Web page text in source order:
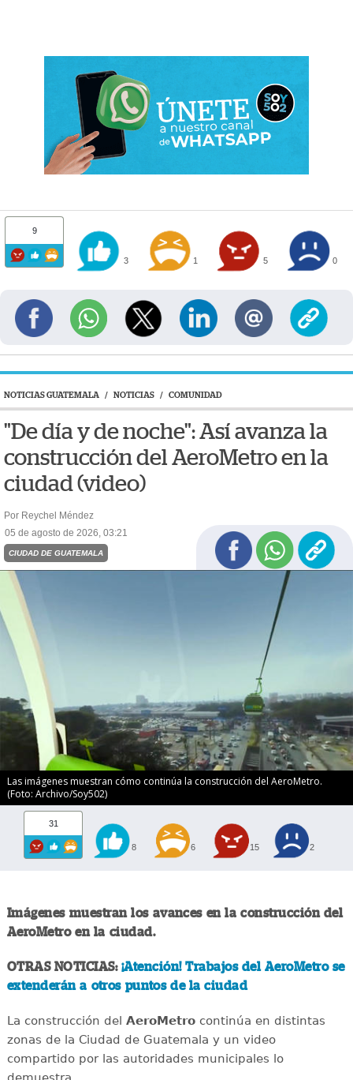
9
3 1 5 0
NOTICIAS GUATEMALA / NOTICIAS / COMUNIDAD
"De día y de noche": Así avanza la
construcción del AeroMetro en la
ciudad (video)
Por Reychel Méndez
05 de agosto de 2026, 03:21
CIUDAD DE GUATEMALA
Las imágenes muestran cómo continúa la construcción del AeroMetro.
(Foto: Archivo/Soy502)
31
8 6 15 2
Imágenes muestran los avances en la construcción del
AeroMetro en la ciudad.
OTRAS NOTICIAS: ¡Atención! Trabajos del AeroMetro se
extenderán a otros puntos de la ciudad
La construcción del AeroMetrocontinúa en distintas
zonas de la Ciudad de Guatemala y un video
compartido por las autoridades municipales lo